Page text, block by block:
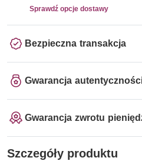
Sprawdź opcje dostawy
Bezpieczna transakcja
Gwarancja
Gwarancja zwrotu
Szczegóły produktu